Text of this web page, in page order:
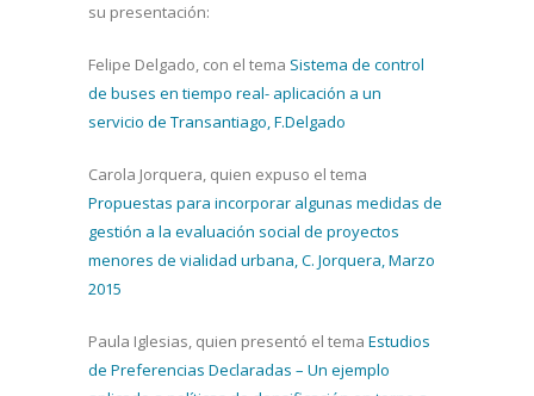
su presentación:
Felipe Delgado, con el tema Sistema de control
de buses en tiempo real- aplicación a un
servicio de Transantiago, F.Delgado
Carola Jorquera, quien expuso el tema
Propuestas para incorporar algunas medidas de
gestión a la evaluación social de proyectos
menores de vialidad urbana, C. Jorquera, Marzo
2015
Paula Iglesias, quien presentó el tema Estudios
de Preferencias Declaradas – Un ejemplo